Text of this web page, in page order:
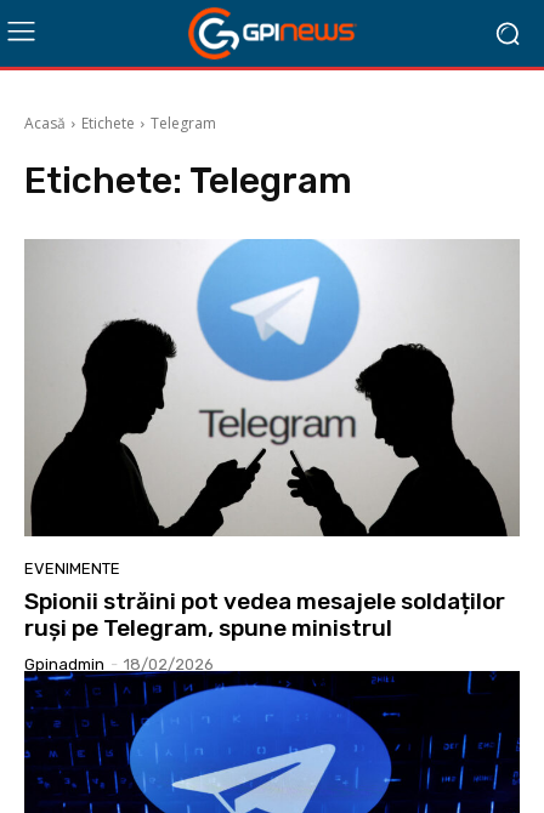
Acasă Etichete Telegram
Etichete: Telegram
EVENIMENTE
Spionii străini pot vedea mesajele soldaților
ruși pe Telegram, spune ministrul
Gpinadmin - 18/02/2026